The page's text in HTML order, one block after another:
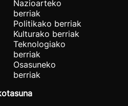
Nazioarteko
berriak
Politikako berriak
Kulturako berriak
Teknologiako
berriak
Osasuneko
berriak